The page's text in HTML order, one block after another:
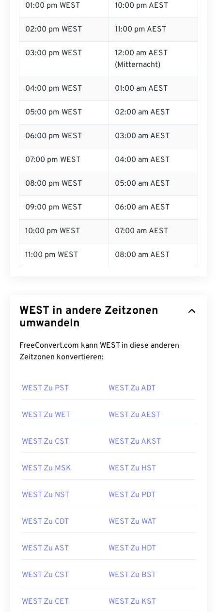
01:00 pm WEST 10:00 pm AEST
02:00 pm WEST 11:00 pm AEST
03:00 pm WEST
12:00 am AEST
(Mitternacht)
04:00 pm WEST 01:00 am AEST
05:00 pm WEST 02:00 am AEST
06:00 pm WEST 03:00 am AEST
07:00 pm WEST 04:00 am AEST
08:00 pm WEST 05:00 am AEST
09:00 pm WEST 06:00 am AEST
10:00 pm WEST 07:00 am AEST
11:00 pm WEST 08:00 am AEST
WEST in andere Zeitzonen
umwandeln
FreeConvert.com kann WEST in diese anderen
Zeitzonen konvertieren:
WEST Zu PST WEST Zu ADT
WEST Zu WET WEST Zu AEST
WEST Zu CST WEST Zu AKST
WEST Zu MSK WEST Zu HST
WEST Zu NST WEST Zu PDT
WEST Zu CDT WEST Zu WAT
WEST Zu AST WEST Zu HDT
WEST Zu CST WEST Zu BST
WEST Zu CET WEST Zu KST